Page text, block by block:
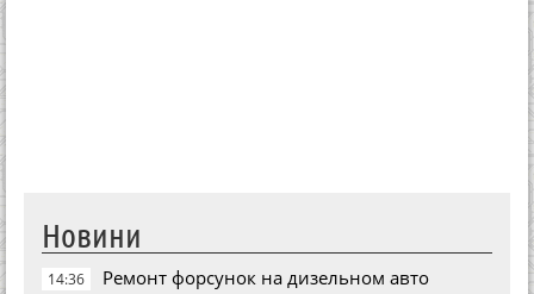
Новини
14:36 Ремонт форсунок на дизельном авто